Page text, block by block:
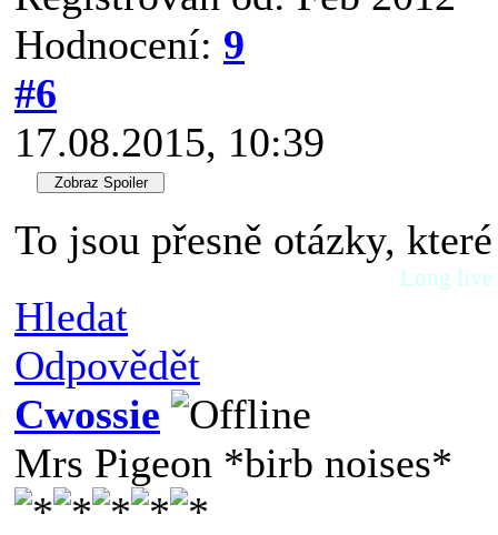
Hodnocení: 9
#6
17.08.2015, 10:39
To jsou přesně otázky,
Long live
Hledat
Odpovědět
Cwossie
Mrs Pigeon *birb noises*